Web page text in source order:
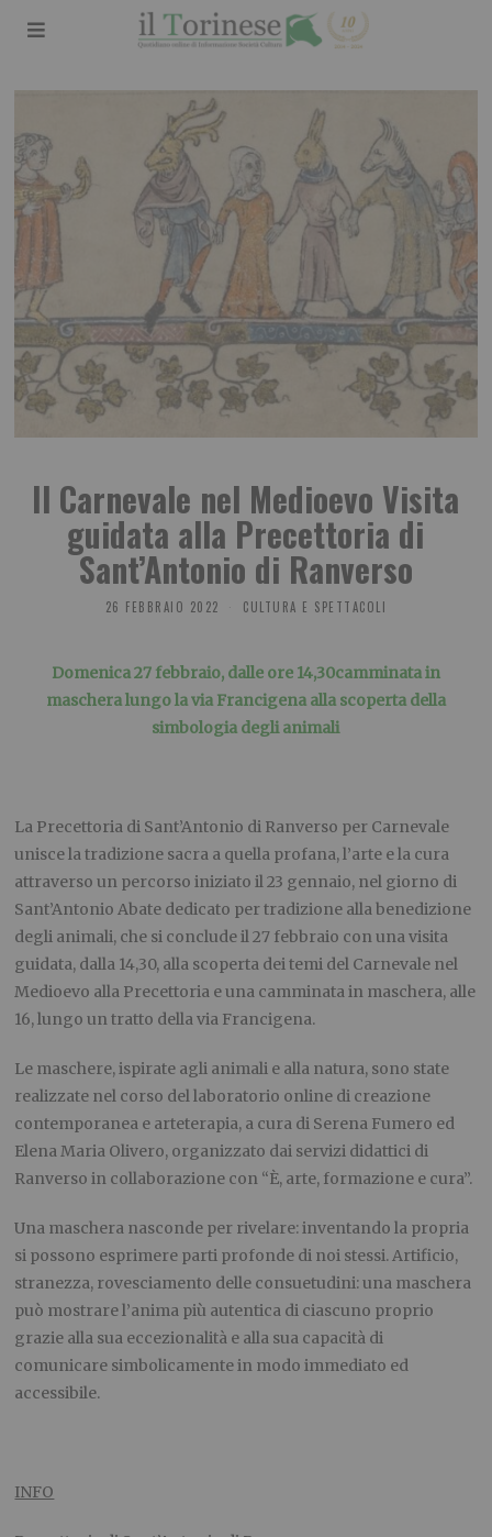
Il Carnevale nel Medioevo Visita
guidata alla Precettoria di
Sant’Antonio di Ranverso
26 FEBBRAIO 2022 CULTURA E SPETTACOLI
Domenica 27 febbraio, dalle ore 14,30camminata in
maschera lungo la via Francigena alla scoperta della
simbologia degli animali
La Precettoria di Sant’Antonio di Ranverso per Carnevale
unisce la tradizione sacra a quella profana, l’arte e la cura
attraverso un percorso iniziato il 23 gennaio, nel giorno di
Sant’Antonio Abate dedicato per tradizione alla benedizione
degli animali, che si concludeil 27 febbraio con una visita
guidata, dalla 14,30, alla scoperta dei temi del Carnevale nel
Medioevo alla Precettoria e una camminata in maschera, alle
16, lungo un tratto della via Francigena.
Le maschere, ispirate agli animali e alla natura, sono state
realizzate nel corso del laboratorio online di creazione
contemporanea e arteterapia, a cura di Serena Fumero ed
Elena Maria Olivero, organizzato dai servizi didattici di
Ranverso in collaborazione con “È, arte, formazione e cura”.
Una maschera nasconde per rivelare: inventando la propria
si possono esprimere parti profonde di noi stessi. Artificio,
stranezza, rovesciamento delle consuetudini: una maschera
può mostrare l’anima più autentica di ciascuno proprio
grazie alla sua eccezionalità e alla sua capacità di
comunicare simbolicamente in modo immediato ed
accessibile.
INFO